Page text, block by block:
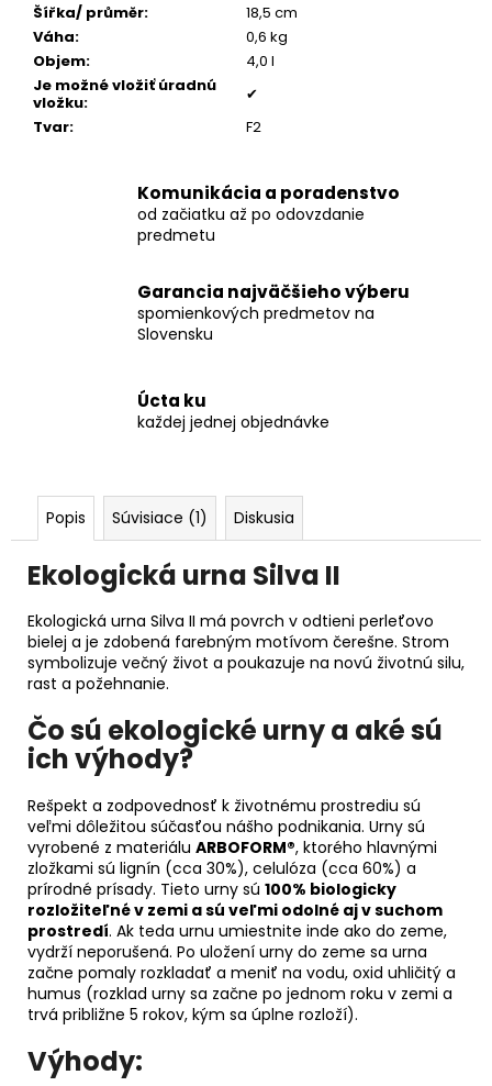
Šířka/ průměr:
18,5 cm
Váha:
0,6 kg
Objem:
4,0 l
Je možné vložiť úradnú
vložku:
✔
Tvar: F2
Komunikácia a poradenstvo
od začiatku až po odovzdanie
predmetu
Garancia najväčšieho výberu
spomienkových predmetov na
Slovensku
Úcta ku
každej jednej objednávke
Popis Súvisiace (1) Diskusia
Ekologická urna Silva II
Ekologická urna Silva II má povrch v odtieni perleťovo
bielej a je zdobená farebným motívom čerešne. Strom
symbolizuje večný život a poukazuje na novú životnú silu,
rast a požehnanie.
Čo sú ekologické urny a aké sú
ich výhody?
Rešpekt a zodpovednosť k životnému prostrediu sú
veľmi dôležitou súčasťou nášho podnikania. Urny sú
vyrobené z materiálu ARBOFORM®, ktorého hlavnými
zložkami sú lignín (cca 30%), celulóza (cca 60%) a
prírodné prísady. Tieto urny sú 100% biologicky
rozložiteľné v zemi a sú veľmi odolné aj v suchom
prostredí. Ak teda urnu umiestnite inde ako do zeme,
vydrží neporušená. Po uložení urny do zeme sa urna
začne pomaly rozkladať a meniť na vodu, oxid uhličitý a
humus (rozklad urny sa začne po jednom roku v zemi a
trvá približne 5 rokov, kým sa úplne rozloží).
Výhody:
PÁNSKY
KOŽENÝ
NÁRAMOK,
COGNAC
KOŽA
€160